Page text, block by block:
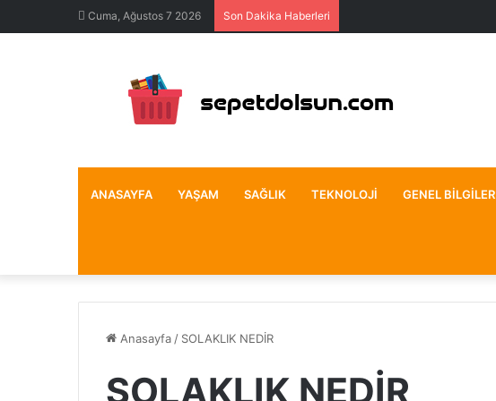
Cuma, Ağustos 7 2026 Son Dakika Haberleri
ANASAYFA YAŞAM SAĞLIK TEKNOLOJI GENEL BILGILER
Anasayfa / SOLAKLIK NEDİR
SOLAKLIK NEDİR